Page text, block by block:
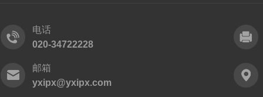
电话
020-34722228
邮箱
yxipx@yxipx.com